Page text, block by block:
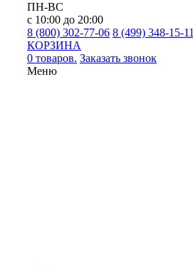
ПН-ВС
с 10:00 до 20:00
8 (800) 302-77-06 8 (499) 348-15-11
КОРЗИНА
0 товаров. Заказать звонок
Меню